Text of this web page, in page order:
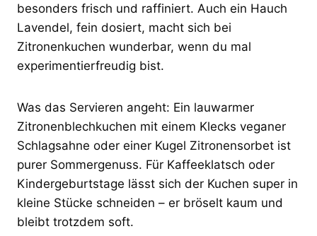
besonders frisch und raffiniert. Auch ein Hauch
Lavendel, fein dosiert, macht sich bei
Zitronenkuchen wunderbar, wenn du mal
experimentierfreudig bist.
Was das Servieren angeht: Ein lauwarmer
Zitronenblechkuchen mit einem Klecks veganer
Schlagsahne oder einer Kugel Zitronensorbet ist
purer Sommergenuss. Für Kaffeeklatsch oder
Kindergeburtstage lässt sich der Kuchen super in
kleine Stücke schneiden – er bröselt kaum und
bleibt trotzdem soft.